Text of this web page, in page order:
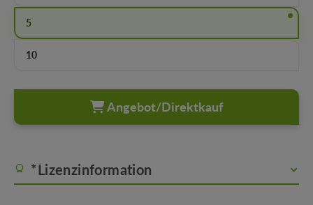
5
10
Angebot/Direktkauf
*Lizenzinformation